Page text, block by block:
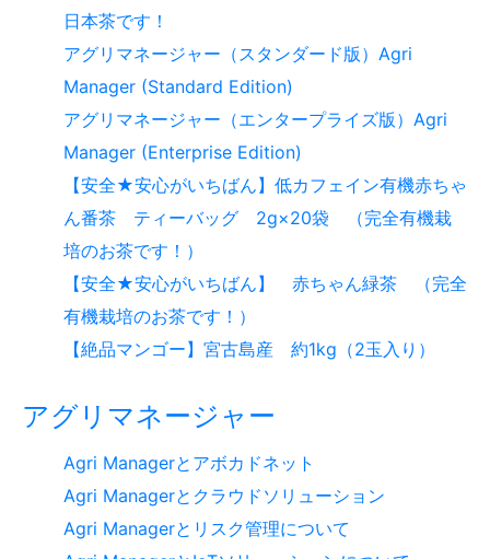
日本茶です！
アグリマネージャー（スタンダード版）Agri
Manager (Standard Edition)
アグリマネージャー（エンタープライズ版）Agri
Manager (Enterprise Edition)
【安全★安心がいちばん】低カフェイン有機赤ちゃ
ん番茶 ティーバッグ 2g×20袋 （完全有機栽
培のお茶です！）
【安全★安心がいちばん】 赤ちゃん緑茶 （完全
有機栽培のお茶です！）
【絶品マンゴー】宮古島産 約1kg（2玉入り）
アグリマネージャー
Agri Managerとアボカドネット
Agri Managerとクラウドソリューション
Agri Managerとリスク管理について